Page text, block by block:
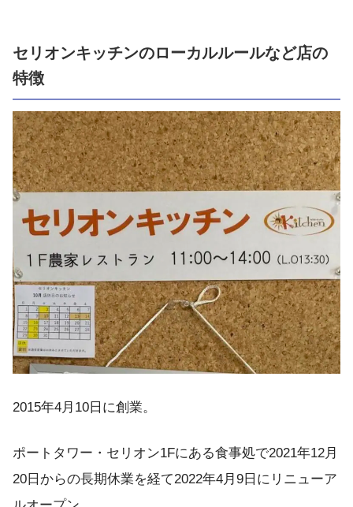
セリオンキッチンのローカルルールなど店の
特徴
2015年4月10日に創業。
ポートタワー・セリオン1Fにある食事処で2021年12月
20日からの長期休業を経て2022年4月9日にリニューア